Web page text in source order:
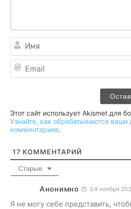
Этот сайт использует Akismet для
Узнайте, как обрабатываются ваши
комментариев.
17 КОММЕНТАРИЙ
Старые
Анонимно 04 ноября
Я не могу себе представить,